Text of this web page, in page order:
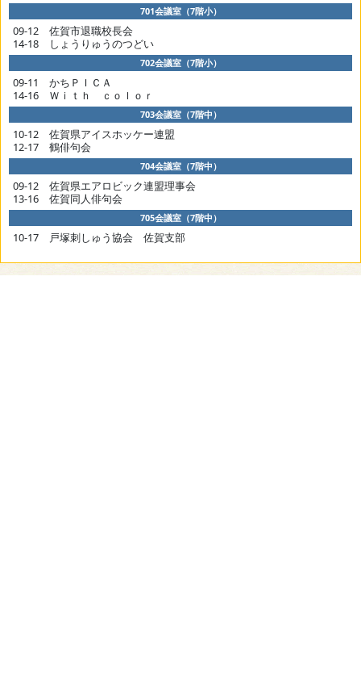
701会議室（7階小）
09-12 佐賀市退職校長会
14-18 しょうりゅうのつどい
702会議室（7階小）
09-11 かちＰＩＣＡ
14-16 Ｗｉｔｈ ｃｏｌｏｒ
703会議室（7階中）
10-12 佐賀県アイスホッケー連盟
12-17 鶴俳句会
704会議室（7階中）
09-12 佐賀県エアロビック連盟理事会
13-16 佐賀同人俳句会
705会議室（7階中）
10-17 戸塚刺しゅう協会 佐賀支部